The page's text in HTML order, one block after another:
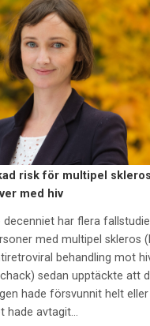
risk för multipel
med hiv
decenniet har flera
med multipel skleros
behandling mot
sedan upptäckte att
hade försvunnit helt
hade avtagit…